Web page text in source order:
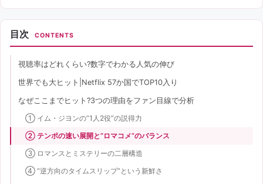
目次 CONTENTS
視聴率はどれくらい?数字でわかる人気の伸び
世界でも大ヒット|Netflix 57か国でTOP10入り
なぜここまでヒット?3つの理由をファン目線で分析
① イム・ジヨンの”1人2役”の説得力
② テンポの速い展開と”ロマコメ”のバランス
③ ロマンスとミステリーの二層構造
④ “逆方向のタイムスリップ”という新鮮さ